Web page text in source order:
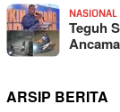
NASIONAL
Teguh
ARSIP BERITA